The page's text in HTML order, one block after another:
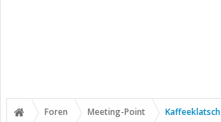
Foren Meeting-Point Kaffeeklatsch